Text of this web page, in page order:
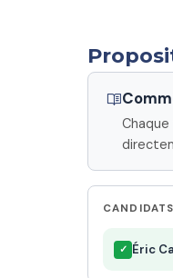
CANDIDATS
✓ Éric